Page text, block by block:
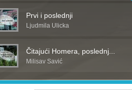
Prvi i poslednji
Ljudmila Ulicka
Čitajući Homera, poslednj...
Milisav Savić